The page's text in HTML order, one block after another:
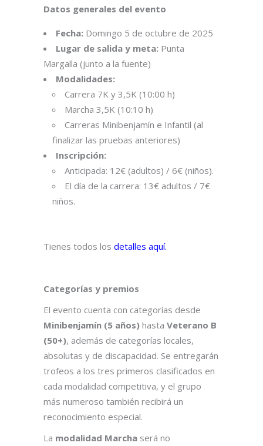
Datos generales del evento
Fecha: Domingo 5 de octubre de 2025
Lugar de salida y meta: Punta
Margalla (junto a la fuente)
Modalidades:
Carrera 7K y 3,5K (10:00 h)
Marcha 3,5K (10:10 h)
Carreras Minibenjamín e Infantil (al
finalizar las pruebas anteriores)
Inscripción:
Anticipada: 12€ (adultos) / 6€ (niños).
El día de la carrera: 13€ adultos / 7€
niños.
Tienes todos los detalles aquí.
Categorías y premios
El evento cuenta con categorías desde
Minibenjamín (5 años) hasta Veterano B
(50+), además de categorías locales,
absolutas y de discapacidad. Se entregarán
trofeos a los tres primeros clasificados en
cada modalidad competitiva, y el grupo
más numeroso también recibirá un
reconocimiento especial.
La modalidad Marcha será no